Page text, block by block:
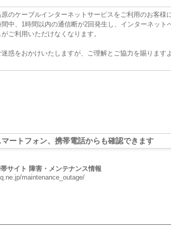
のケーブルインターネットサービスをご利用のお客様
中、1時間以内の通信断が2回発生し、インターネット
ご利用いただけなくなります。
惑をおかけいたしますが、ご理解とご協力を賜ります
ートフォン、携帯電話からも確認できます
サイト 障害・メンテナンス情報
maintenance_outage/